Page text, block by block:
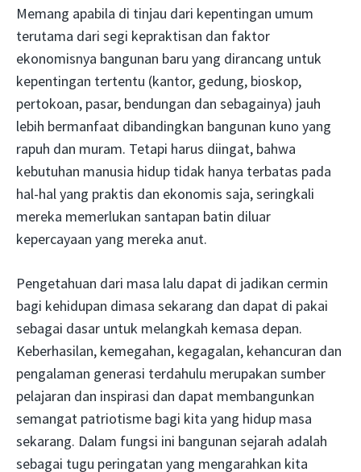
Memang apabila di tinjau dari kepentingan umum
terutama dari segi kepraktisan dan faktor
ekonomisnya bangunan baru yang dirancang untuk
kepentingan tertentu (kantor, gedung, bioskop,
pertokoan, pasar, bendungan dan sebagainya) jauh
lebih bermanfaat dibandingkan bangunan kuno yang
rapuh dan muram. Tetapi harus diingat, bahwa
kebutuhan manusia hidup tidak hanya terbatas pada
hal-hal yang praktis dan ekonomis saja, seringkali
mereka memerlukan santapan batin diluar
kepercayaan yang mereka anut.
Pengetahuan dari masa lalu dapat di jadikan cermin
bagi kehidupan dimasa sekarang dan dapat di pakai
sebagai dasar untuk melangkah kemasa depan.
Keberhasilan, kemegahan, kegagalan, kehancuran dan
pengalaman generasi terdahulu merupakan sumber
pelajaran dan inspirasi dan dapat membangunkan
semangat patriotisme bagi kita yang hidup masa
sekarang. Dalam fungsi ini bangunan sejarah adalah
sebagai tugu peringatan yang mengarahkan kita